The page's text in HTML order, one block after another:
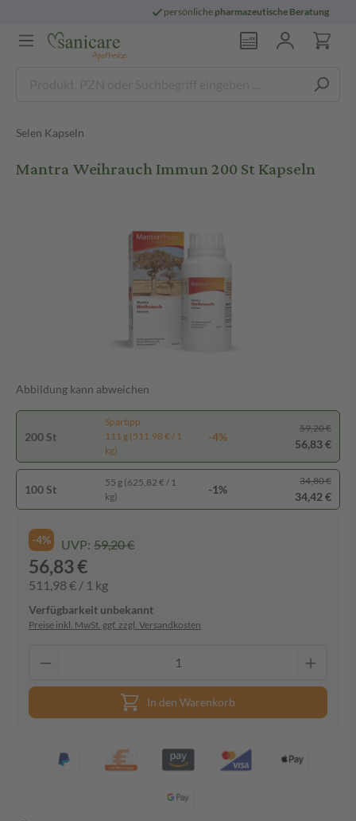
persönlichepharmazeutische Beratung
Selen Kapseln
Mantra Weihrauch Immun 200 St Kapseln
Abbildung kann abweichen
200 St
Spartipp
111 g (511,98 € / 1
kg)
-4%
59,20 €
56,83 €
100 St
55 g (625,82 € / 1
kg)
-1%
34,80 €
34,42 €
-4% UVP: 59,20 €
56,83 €
511,98 € / 1 kg
Verfügbarkeit unbekannt
Preise inkl. MwSt. ggf. zzgl. Versandkosten
In den Warenkorb